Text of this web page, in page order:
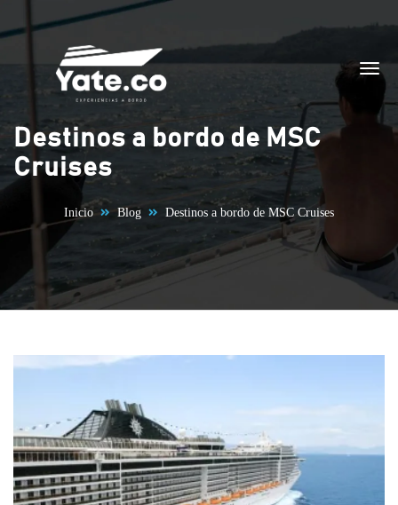
Saltar al contenido
Destinos a bordo de MSC
Cruises
Inicio Blog Destinos a bordo de MSC Cruises